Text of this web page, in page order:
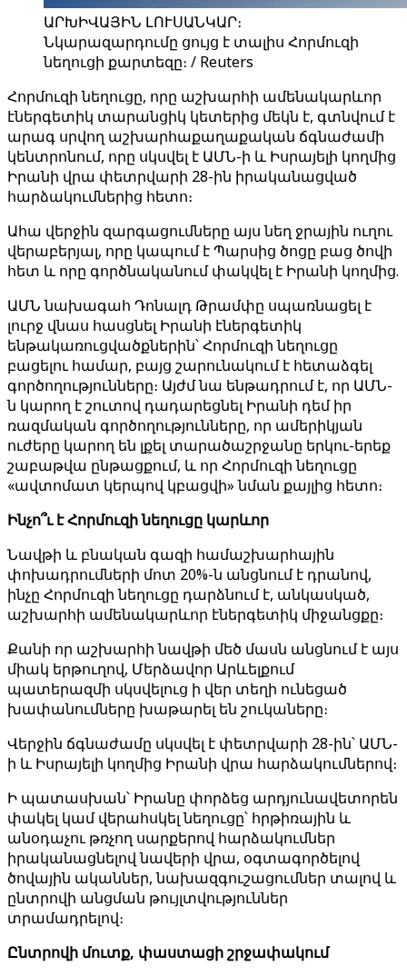
ԱՐԽԻՎԱՅԻՆ ԼՈՒՍԱՆԿԱՐ։
Նկարազարդումը ցույց է տալիս Հորմուզի
նեղուցի քարտեզը։ / Reuters
Հորմուզի նեղուցը, որը աշխարհի ամենակարևոր
էներգետիկ տարանցիկ կետերից մեկն է, գտնվում է
արագ սրվող աշխարհաքաղաքական ճգնաժամի
կենտրոնում, որը սկսվել է ԱՄՆ-ի և Իսրայելի կողմից
Իրանի վրա փետրվարի 28-ին իրականացված
հարձակումներից հետո։
Ահա վերջին զարգացումները այս նեղ ջրային ուղու
վերաբերյալ, որը կապում է Պարսից ծոցը բաց ծովի
հետ և որը գործնականում փակվել է Իրանի կողմից.
ԱՄՆ նախագահ Դոնալդ Թրամփը սպառնացել է
լուրջ վնաս հասցնել Իրանի էներգետիկ
ենթակառուցվածքներին՝ Հորմուզի նեղուցը
բացելու համար, բայց շարունակում է հետաձգել
գործողությունները։ Այժմ նա ենթադրում է, որ ԱՄՆ-
ն կարող է շուտով դադարեցնել Իրանի դեմ իր
ռազմական գործողությունները, որ ամերիկյան
ուժերը կարող են լքել տարածաշրջանը երկու-երեք
շաբաթվա ընթացքում, և որ Հորմուզի նեղուցը
«ավտոմատ կերպով կբացվի» նման քայլից հետո։
Ինչո՞ւ է Հորմուզի նեղուցը կարևոր
Նավթի և բնական գազի համաշխարհային
փոխադրումների մոտ 20%-ն անցնում է դրանով,
ինչը Հորմուզի նեղուցը դարձնում է, անկասկած,
աշխարհի ամենակարևոր էներգետիկ միջանցքը։
Քանի որ աշխարհի նավթի մեծ մասն անցնում է այս
միակ երթուղով, Մերձավոր Արևելքում
պատերազմի սկսվելուց ի վեր տեղի ունեցած
խափանումները խաթարել են շուկաները։
Վերջին ճգնաժամը սկսվել է փետրվարի 28-ին՝ ԱՄՆ-
ի և Իսրայելի կողմից Իրանի վրա հարձակումներով։
Ի պատասխան՝ Իրանը փորձեց արդյունավետորեն
փակել կամ վերահսկել նեղուցը՝ հրթիռային և
անօդաչու թռչող սարքերով հարձակումներ
իրականացնելով նավերի վրա, օգտագործելով
ծովային ականներ, նախազգուշացումներ տալով և
ընտրովի անցման թույլտվություններ
տրամադրելով։
Ընտրովի մուտք, փաստացի շրջափակում